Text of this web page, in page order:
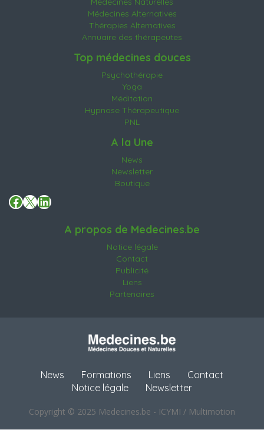
Médecines Alternatives
Thérapies Alternatives
Annuaire des thérapeutes
Top médecines douces
Psychothérapie
Yoga
Méditation
Hypnose Thérapeutique
PNL
A la Une
News
Newsletter
Boutique
Facebook
X LinkedIn
A propos de Medecines.be
Notice légale
Contact
Publicité
Liens
Partenaires
News Formations Liens
Contact
Notice légale
Newsletter
Copyright © 2025 Medecines.be - ICYMI / Multimotion